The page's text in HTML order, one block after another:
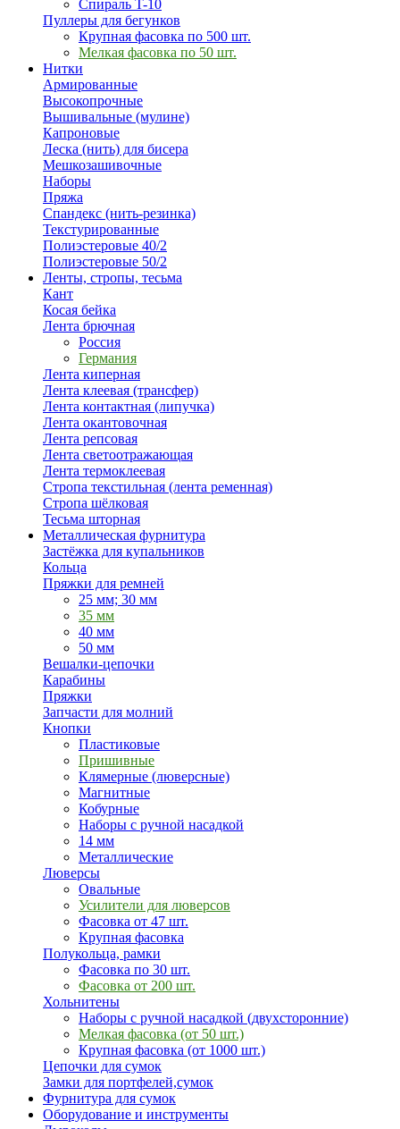
Спираль T-10
Пуллеры для бегунков
Крупная фасовка по 500 шт.
Мелкая фасовка по 50 шт.
Нитки
Армированные
Высокопрочные
Вышивальные (мулине)
Капроновые
Леска (нить) для бисера
Мешкозашивочные
Наборы
Пряжа
Спандекс (нить-резинка)
Текстурированные
Полиэстеровые 40/2
Полиэстеровые 50/2
Ленты, стропы, тесьма
Кант
Косая бейка
Лента брючная
Россия
Германия
Лента киперная
Лента клеевая (трансфер)
Лента контактная (липучка)
Лента окантовочная
Лента репсовая
Лента светоотражающая
Лента термоклеевая
Стропа текстильная (лента ременная)
Стропа шёлковая
Тесьма шторная
Металлическая фурнитура
Застёжка для купальников
Кольца
Пряжки для ремней
25 мм; 30 мм
35 мм
40 мм
50 мм
Вешалки-цепочки
Карабины
Пряжки
Запчасти для молний
Кнопки
Пластиковые
Пришивные
Клямерные (люверсные)
Магнитные
Кобурные
Наборы с ручной насадкой
14 мм
Металлические
Люверсы
Овальные
Усилители для люверсов
Фасовка от 47 шт.
Крупная фасовка
Полукольца, рамки
Фасовка по 30 шт.
Фасовка от 200 шт.
Хольнитены
Наборы с ручной насадкой (двухсторонние)
Мелкая фасовка (от 50 шт.)
Крупная фасовка (от 1000 шт.)
Цепочки для сумок
Замки для портфелей,сумок
Фурнитура для сумок
Оборудование и инструменты